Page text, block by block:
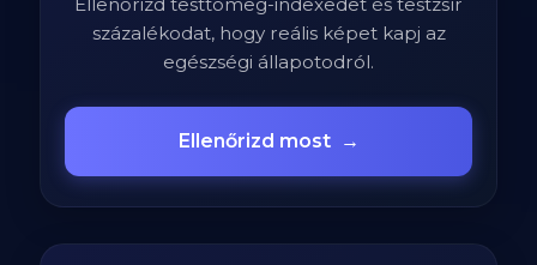
Ellenőrizd testtömeg-indexedet és testzsír
százalékodat, hogy reális képet kapj az
egészségi állapotodról.
Ellenőrizd most →